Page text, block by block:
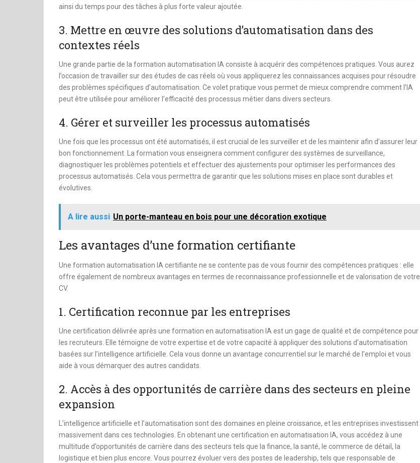
ainsi du temps pour des tâches à plus forte valeur ajoutée.
3. Mettre en œuvre des solutions d’automatisation dans des
contextes réels
Une grande partie de la formation automatisation IA consiste à acquérir des compétences pratiques. Vous aurez
l’occasion de travailler sur des études de cas réels où vous appliquerez les connaissances acquises pour résoudre
des problèmes spécifiques d’automatisation. Ce volet pratique vous permet de mieux comprendre comment l’IA
peut être utilisée pour améliorer l’efficacité des processus métier dans divers secteurs.
4. Gérer et surveiller les processus automatisés
Une fois que les processus ont été automatisés, il est crucial de les surveiller et de les maintenir afin d’assurer leur
bon fonctionnement. La formation vous enseignera comment configurer des systèmes de surveillance,
diagnostiquer les problèmes potentiels et effectuer des ajustements pour optimiser les performances des
processus automatisés. Cela vous permettra de garantir que les solutions mises en place sont durables et
évolutives.
A lire aussi Un porte-manteau en bois pour une décoration exotique
Les avantages d’une formation certifiante
Une formation automatisation IA certifiante ne se contente pas de vous fournir des compétences pratiques : elle
offre également de nombreux avantages en termes de reconnaissance professionnelle et de valorisation de votre
CV.
1. Certification reconnue par les entreprises
Une certification délivrée après une formation en automatisation IA est un gage de qualité et de compétence pour
les recruteurs. Elle témoigne de votre expertise et de votre capacité à appliquer des solutions d’automatisation
basées sur l’intelligence artificielle. Cela vous donne un avantage concurrentiel sur le marché de l’emploi et vous
aide à vous démarquer des autres candidats.
2. Accès à des opportunités de carrière dans des secteurs en pleine
expansion
L’intelligence artificielle et l’automatisation sont des domaines en pleine croissance, et les entreprises investissent
massivement dans ces technologies. En obtenant une certification en automatisation IA, vous accédez à une
multitude d’opportunités de carrière dans des secteurs tels que la finance, la santé, le commerce de détail, la
logistique et bien plus encore. Vous pourrez évoluer vers des postes de leadership, tels que responsable de